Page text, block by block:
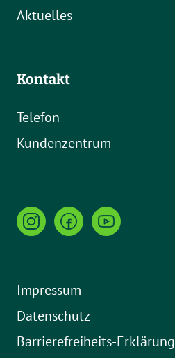
Aktuelles
Kontakt
Telefon
Kundenzentrum
Impressum
Datenschutz
Barrierefreiheits-Erklärung